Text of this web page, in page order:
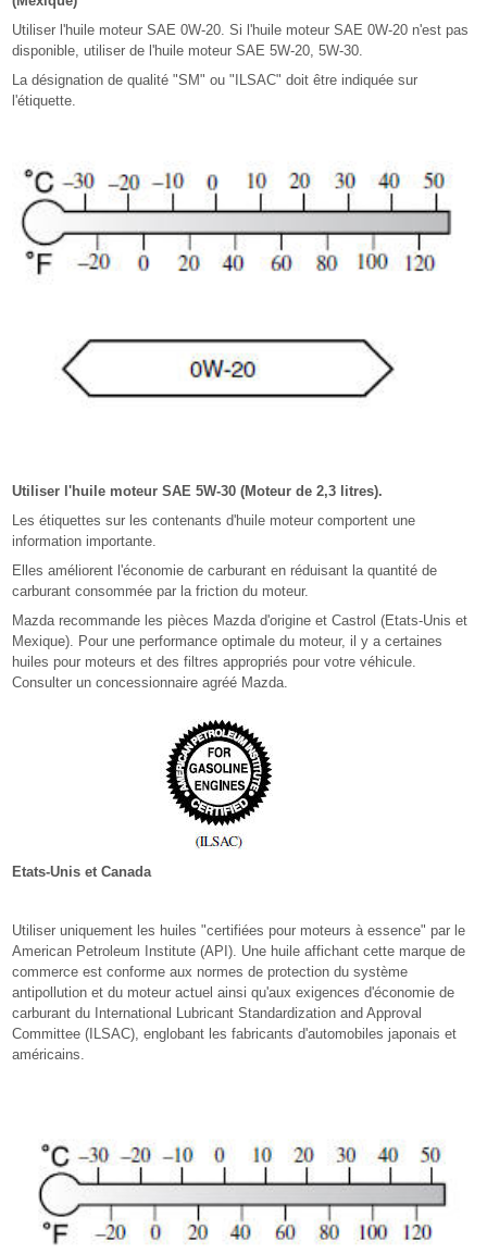
Utiliser l'huile moteur SAE 0W-20. Si l'huile moteur SAE 0W-20 n'est pas
disponible, utiliser de l'huile moteur SAE 5W-20, 5W-30.
La désignation de qualité "SM" ou "ILSAC" doit être indiquée sur
l'étiquette.
Utiliser l'huile moteur SAE 5W-30 (Moteur de 2,3 litres).
Les étiquettes sur les contenants d'huile moteur comportent une
information importante.
Elles améliorent l'économie de carburant en réduisant la quantité de
carburant consommée par la friction du moteur.
Mazda recommande les pièces Mazda d'origine et Castrol (Etats-Unis et
Mexique). Pour une performance optimale du moteur, il y a certaines
huiles pour moteurs et des filtres appropriés pour votre véhicule.
Consulter un concessionnaire agréé Mazda.
Etats-Unis et Canada
Utiliser uniquement les huiles "certifiées pour moteurs à essence" par le
American Petroleum Institute (API). Une huile affichant cette marque de
commerce est conforme aux normes de protection du système
antipollution et du moteur actuel ainsi qu'aux exigences d'économie de
carburant du International Lubricant Standardization and Approval
Committee (ILSAC), englobant les fabricants d'automobiles japonais et
américains.